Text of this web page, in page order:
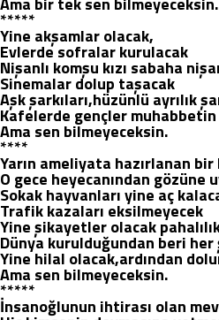
*****
Yine akşamlar olacak,
Evlerde sofralar kurulacak
Nişanlı komşu kızı sabaha
Sinemalar dolup taşacak
Aşk şarkıları,hüzünlü ayrılık
Kafelerde gençler
Ama sen bilmeyeceksin.
****
Yarın ameliyata hazırlanan bir
O gece heyecanından gözüne
Sokak hayvanları yine aç
Trafik kazaları eksilmeyecek
Yine şikayetler olacak
Dünya kurulduğundan beri
Yine hilal olacak,ardından
Ama sen bilmeyeceksin.
*****
İnsanoğlunun ihtirası olan